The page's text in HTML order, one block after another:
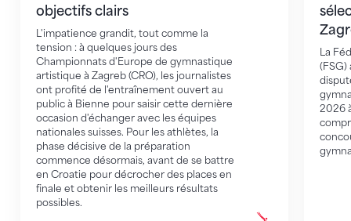
objectifs clairs
L'impatience grandit, tout comme la
tension : à quelques jours des
Championnats d'Europe de gymnastique
artistique à Zagreb (CRO), les journalistes
ont profité de l'entraînement ouvert au
public à Bienne pour saisir cette dernière
occasion d'échanger avec les équipes
nationales suisses. Pour les athlètes, la
phase décisive de la préparation
commence désormais, avant de se battre
en Croatie pour décrocher des places en
finale et obtenir les meilleurs résultats
possibles.
La
(FSG)
2026